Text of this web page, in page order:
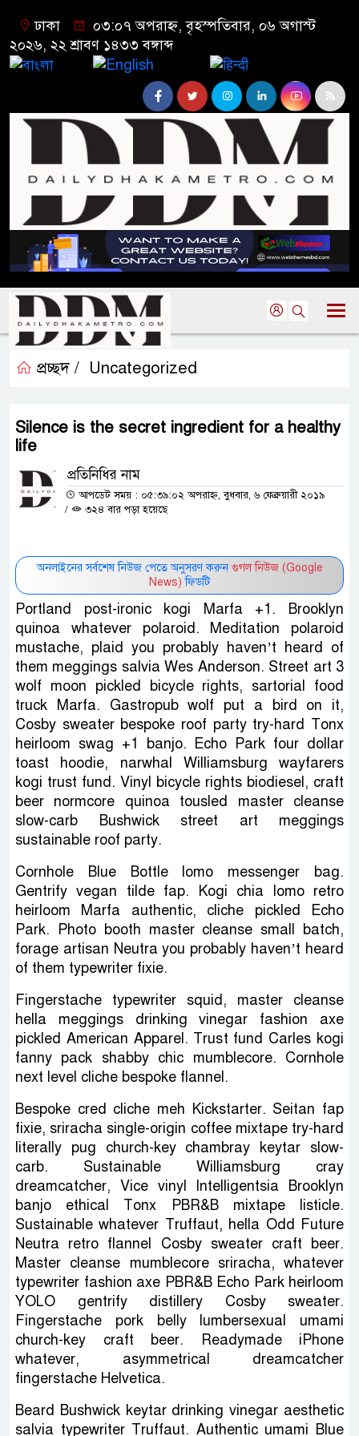
ঢাকা
০৩:০৭ অপরাহ্ন, বৃহস্পতিবার, ০৬ অগাস্ট
২০২৬, ২২ শ্রাবণ ১৪৩৩ বঙ্গাব্দ
প্রচ্ছদ / Uncategorized
Silence is the secret ingredient for a healthy
life
প্রতিনিধির নাম
আপডেট সময় : ০৫:৩৯:০২ অপরাহ্ন, বুধবার, ৬ ফেব্রুয়ারী ২০১৯
/
৩২৪ বার পড়া হয়েছে
অনলাইনের সর্বশেষ নিউজ পেতে অনুসরণ করুন গুগল নিউজ (Google
News) ফিডটি
Portland post-ironic kogi Marfa +1. Brooklyn
quinoa whatever polaroid. Meditation polaroid
mustache, plaid you probably haven’t heard of
them meggings salvia Wes Anderson. Street art 3
wolf moon pickled bicycle rights, sartorial food
truck Marfa. Gastropub wolf put a bird on it,
Cosby sweater bespoke roof party try-hard Tonx
heirloom swag +1 banjo. Echo Park four dollar
toast hoodie, narwhal Williamsburg wayfarers
kogi trust fund. Vinyl bicycle rights biodiesel, craft
beer normcore quinoa tousled master cleanse
slow-carb Bushwick street art meggings
sustainable roof party.
Cornhole Blue Bottle lomo messenger bag.
Gentrify vegan tilde fap. Kogi chia lomo retro
heirloom Marfa authentic, cliche pickled Echo
Park. Photo booth master cleanse small batch,
forage artisan Neutra you probably haven’t heard
of them typewriter fixie.
Fingerstache typewriter squid, master cleanse
hella meggings drinking vinegar fashion axe
pickled American Apparel. Trust fund Carles kogi
fanny pack shabby chic mumblecore. Cornhole
next level cliche bespoke flannel.
Bespoke cred cliche meh Kickstarter. Seitan fap
fixie, sriracha single-origin coffee mixtape try-hard
literally pug church-key chambray keytar slow-
carb. Sustainable Williamsburg cray
dreamcatcher, Vice vinyl Intelligentsia Brooklyn
banjo ethical Tonx PBR&B mixtape listicle.
Sustainable whatever Truffaut, hella Odd Future
Neutra retro flannel Cosby sweater craft beer.
Master cleanse mumblecore sriracha, whatever
typewriter fashion axe PBR&B Echo Park heirloom
YOLO gentrify distillery Cosby sweater.
Fingerstache pork belly lumbersexual umami
church-key craft beer. Readymade iPhone
whatever, asymmetrical dreamcatcher
fingerstache Helvetica.
Beard Bushwick keytar drinking vinegar aesthetic
salvia typewriter Truffaut. Authentic umami Blue